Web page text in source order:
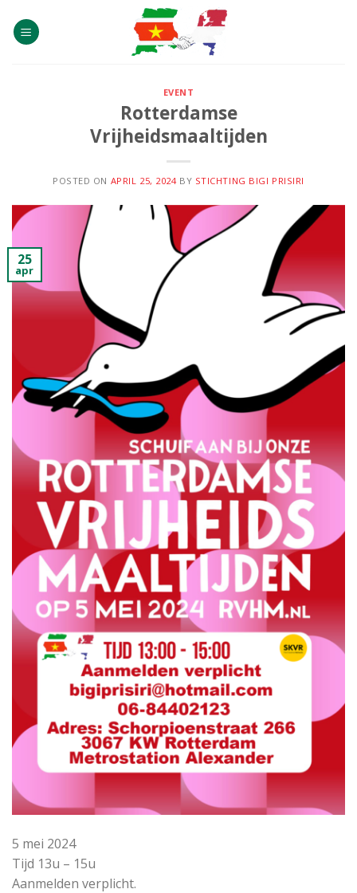
content
EVENT
Rotterdamse
Vrijheidsmaaltijden
POSTED ON APRIL 25, 2024BY STICHTING BIGI PRISIRI
25
apr
5 mei 2024
Tijd 13u – 15u
Aanmelden verplicht.